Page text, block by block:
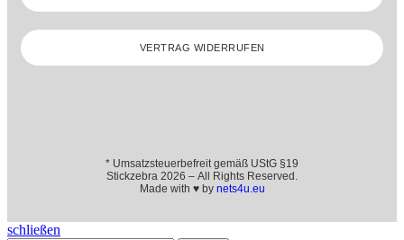
VERTRAG WIDERRUFEN
* Umsatzsteuerbefreit gemäß UStG §19
Stickzebra 2026 – All Rights Reserved.
Made with ♥ by nets4u.eu
schließen